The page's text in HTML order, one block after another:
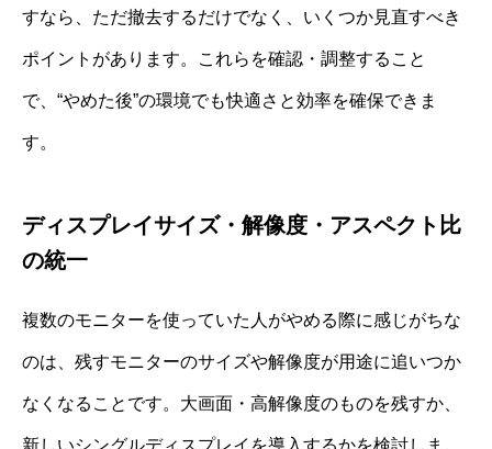
すなら、ただ撤去するだけでなく、いくつか見直すべき
ポイントがあります。これらを確認・調整すること
で、“やめた後”の環境でも快適さと効率を確保できま
す。
ディスプレイサイズ・解像度・アスペクト比
の統一
複数のモニターを使っていた人がやめる際に感じがちな
のは、残すモニターのサイズや解像度が用途に追いつか
なくなることです。大画面・高解像度のものを残すか、